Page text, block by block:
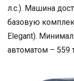
л.с.). Машина
базовую
Elegant).
автоматом – 559